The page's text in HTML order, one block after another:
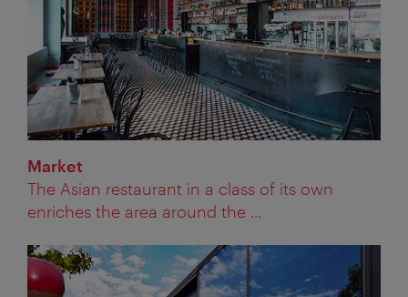
Market
The Asian restaurant in a class of its own
enriches the area around the ...